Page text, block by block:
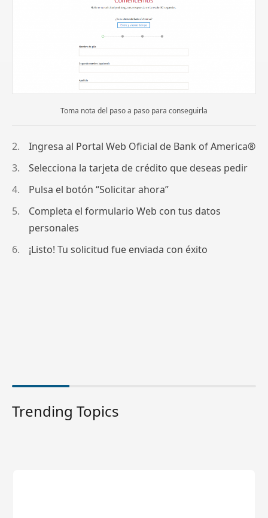
Toma nota del paso a paso para conseguirla
Ingresa al Portal Web Oficial de Bank of America®
Selecciona la tarjeta de crédito que deseas pedir
Pulsa el botón “Solicitar ahora”
Completa el formulario Web con tus datos
personales
¡Listo! Tu solicitud fue enviada con éxito
Trending Topics